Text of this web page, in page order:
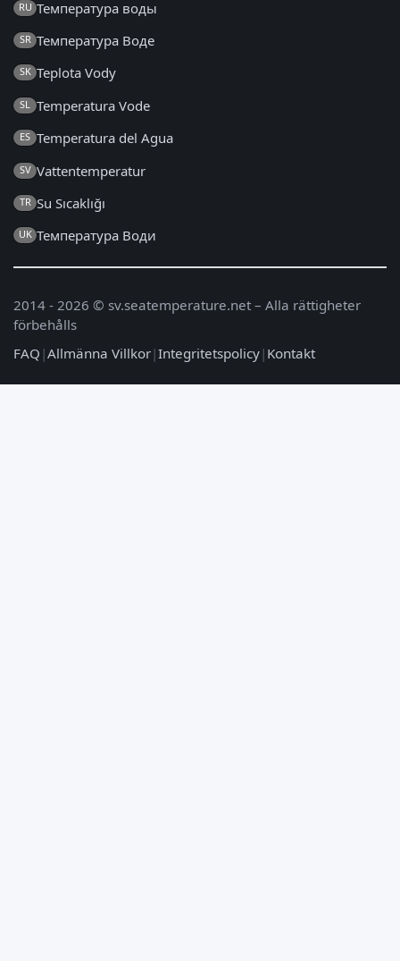
RU Температура воды
SR Температура Воде
SK Teplota Vody
SL Temperatura Vode
ES Temperatura del Agua
SV Vattentemperatur
TR Su Sıcaklığı
UK Температура Води
2014 - 2026 © sv.seatemperature.net – Alla rättigheter
förbehålls
FAQ |Allmänna Villkor|Integritetspolicy| Kontakt